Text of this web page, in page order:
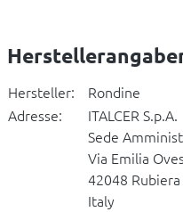
Hersteller:
Rondine
Adresse:
ITALCER S.p.A.
Sede
Via Emilia
42048 Rubiera
Italy